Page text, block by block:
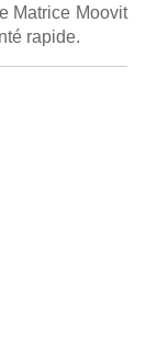
Matrice Moovit
rapide.